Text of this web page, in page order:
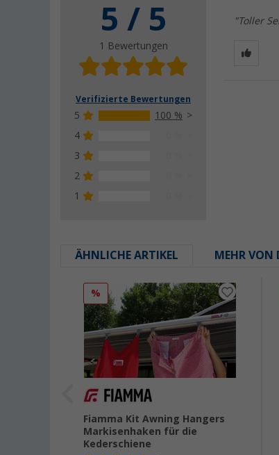
5 / 5
1 Bewertungen
Verifizierte Bewertungen
5
100 %
4
3
2
1
"Toller
ÄHNLICHE ARTIKEL MEHR VON
%
Fiamma Kit Awning Hangers
Markisenhaken für die
Kederschiene